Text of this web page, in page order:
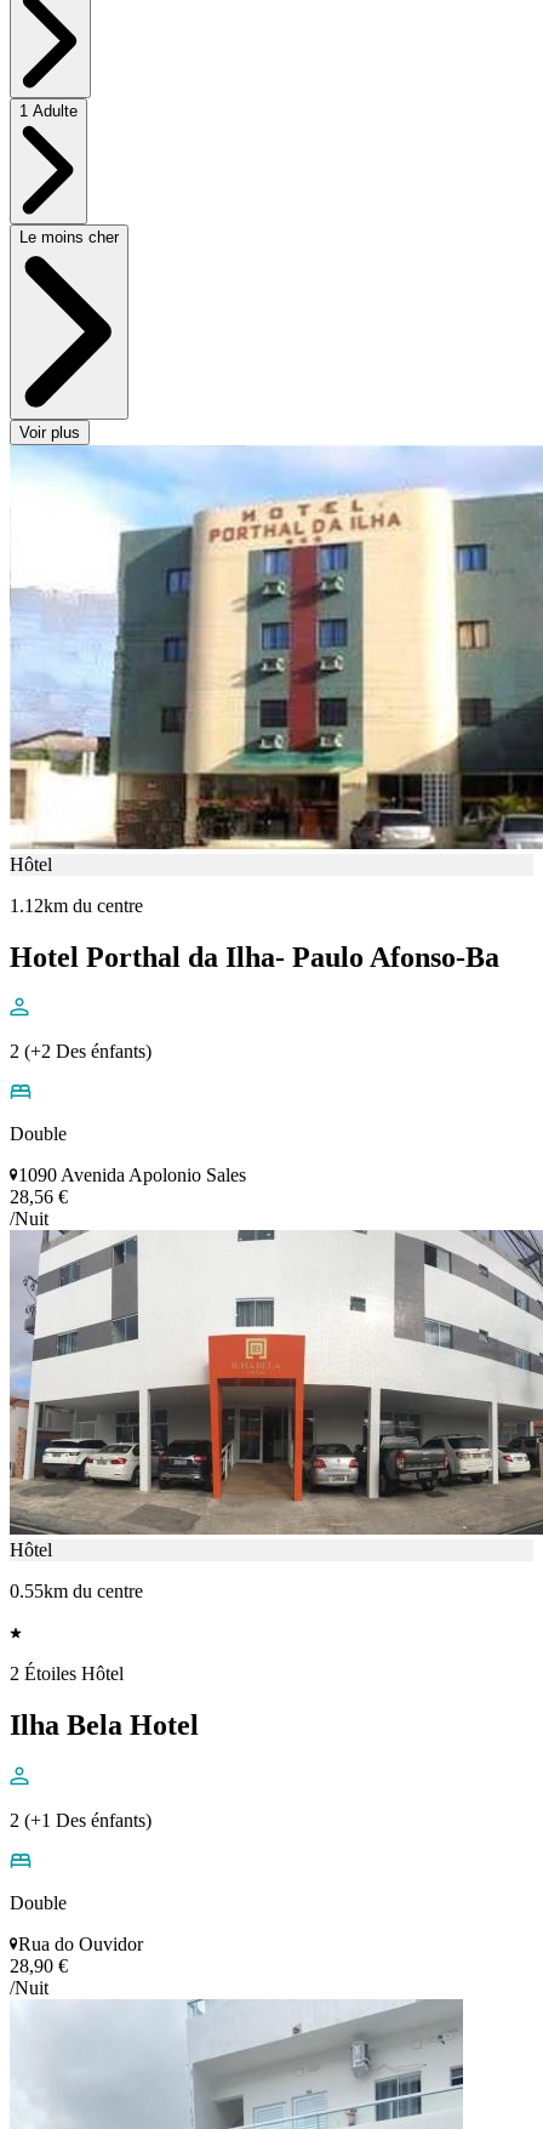
1 Adulte
Le moins cher
Voir plus
Hôtel
1.12km du centre
Hotel Porthal da Ilha- Paulo Afonso-Ba
2 (+2 Des énfants)
Double
1090 Avenida Apolonio Sales
28,56 €
/Nuit
Hôtel
0.55km du centre
2 Étoiles Hôtel
Ilha Bela Hotel
2 (+1 Des énfants)
Double
Rua do Ouvidor
28,90 €
/Nuit